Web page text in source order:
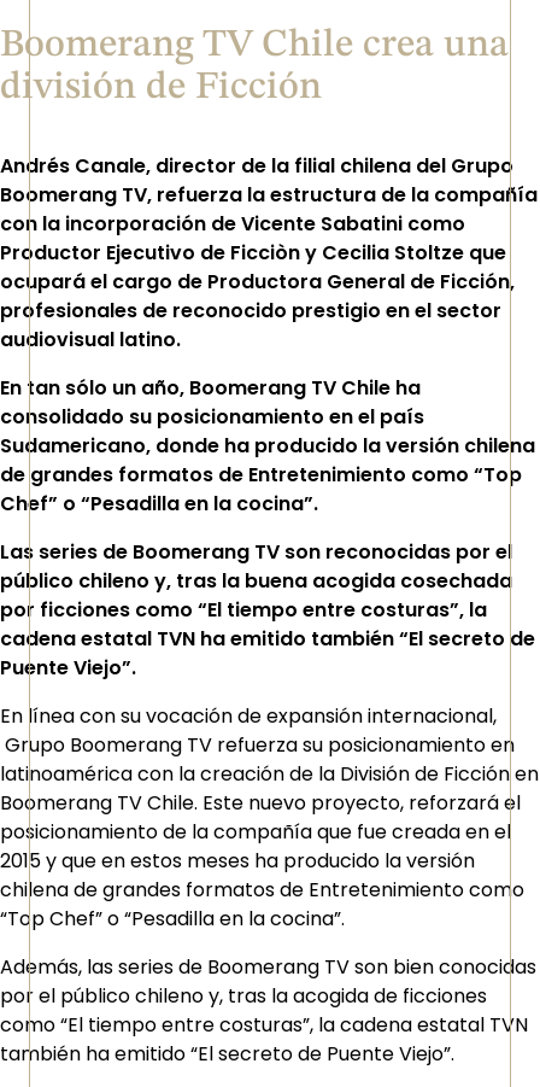
Boomerang TV Chile crea una
división de Ficción
Andrés Canale, director de la filial chilena del Grupo
Boomerang TV, refuerza la estructura de la compañía
con la incorporación de Vicente Sabatini como
Productor Ejecutivo de Ficciòn y Cecilia Stoltze que
ocupará el cargo de Productora General de Ficción,
profesionales de reconocido prestigio en el sector
audiovisual latino.
En tan sólo un año, Boomerang TV Chile ha
consolidado su posicionamiento en el país
Sudamericano, donde ha producido la versión chilena
de grandes formatos de Entretenimiento como “Top
Chef” o “Pesadilla en la cocina”.
Las series de Boomerang TV son reconocidas por el
público chileno y, tras la buena acogida cosechada
por ficciones como “El tiempo entre costuras”, la
cadena estatal TVN ha emitido también “El secreto de
Puente Viejo”.
En línea con su vocación de expansión internacional,
Grupo Boomerang TV refuerza su posicionamiento en
latinoamérica con la creación de la División de Ficción en
Boomerang TV Chile. Este nuevo proyecto, reforzará el
posicionamiento de la compañía que fue creada en el
2015 y que en estos meses ha producido la versión
chilena de grandes formatos de Entretenimiento como
“Top Chef” o “Pesadilla en la cocina”.
Además, las series de Boomerang TV son bien conocidas
por el público chileno y, tras la acogida de ficciones
como “El tiempo entre costuras”, la cadena estatal TVN
también ha emitido “El secreto de Puente Viejo”.